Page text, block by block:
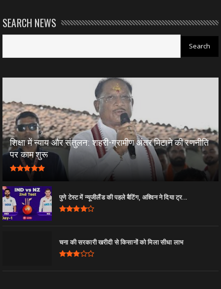
SEARCH NEWS
शिक्षा में न्याय और संतुलन: शहरी-ग्रामीण अंतर मिटाने की रणनीति
पर काम शुरू
पुणे टेस्ट में न्यूजीलैंड की पहले बैटिंग, अश्विन ने दिया ट्र...
चना की सरकारी खरीदी से किसानों को मिला सीधा लाभ